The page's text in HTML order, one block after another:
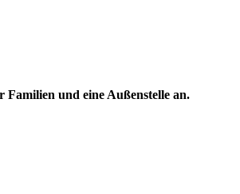
Familien und eine Außenstelle an.